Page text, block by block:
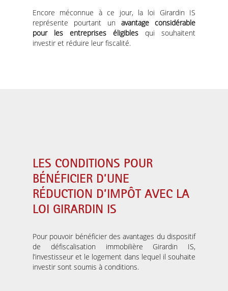
Encore méconnue à ce jour, la loi Girardin IS
représente pourtant un avantage considérable
pour les entreprises éligibles qui souhaitent
investir et réduire leur fiscalité.
LES CONDITIONS POUR
BÉNÉFICIER D’UNE
RÉDUCTION D’IMPÔT AVEC LA
LOI GIRARDIN IS
Pour pouvoir bénéficier des avantages du dispositif
de défiscalisation immobilière Girardin IS,
l’investisseur et le logement dans lequel il souhaite
investir sont soumis à conditions.